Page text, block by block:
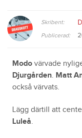
Skribent:
Publicerad:
Modo värvade
Djurgården. Matt
också värvats.
Lägg därtill att
Luleå.